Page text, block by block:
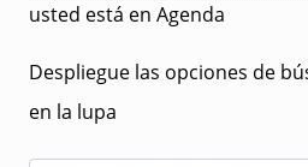
usted está en Agenda
Despliegue las opciones de
en la lupa